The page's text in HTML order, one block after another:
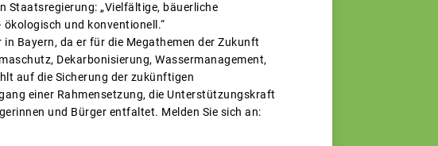
Staatsregierung: „Vielfältige, bäuerliche
und konventionell.“
Bayern, da er für die Megathemen der Zukunft
Dekarbonisierung, Wassermanagement,
auf die Sicherung der zukünftigen
einer Rahmensetzung, die Unterstützungskraft
und Bürger entfaltet. Melden Sie sich an: